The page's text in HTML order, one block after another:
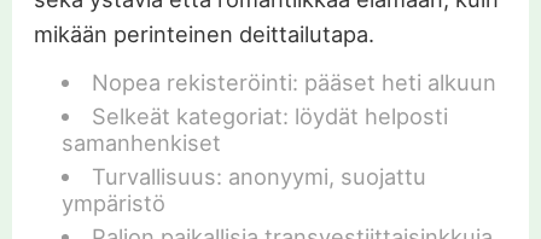
mikään perinteinen deittailutapa.
Nopea rekisteröinti: pääset heti alkuun
Selkeät kategoriat: löydät helposti
samanhenkiset
Turvallisuus: anonyymi, suojattu
ympäristö